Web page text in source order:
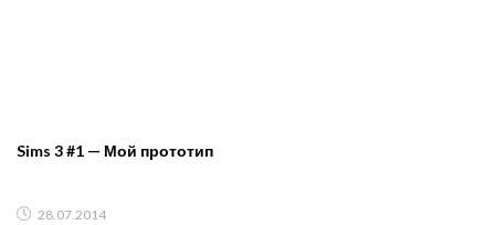
Sims 3 #1 — Мой прототип
28.07.2014